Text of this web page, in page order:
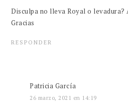
Disculpa no lleva Royal o levadura?
Gracias
RESPONDER
Patricia García
26 marzo, 2021 en 14:19